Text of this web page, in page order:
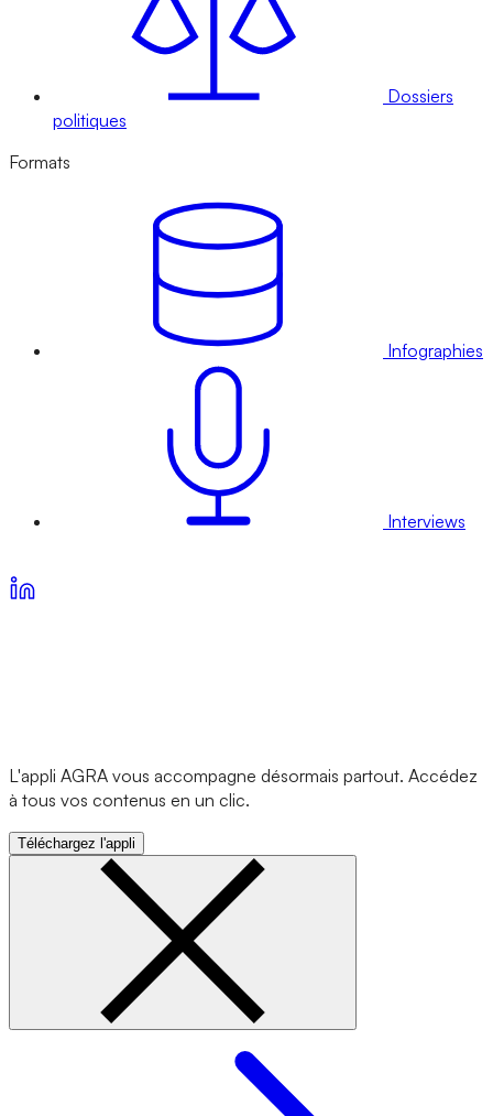
Dossiers
politiques
Formats
Infographies
Interviews
L'appli AGRA vous accompagne désormais partout. Accédez
à tous vos contenus en un clic.
Téléchargez l'appli